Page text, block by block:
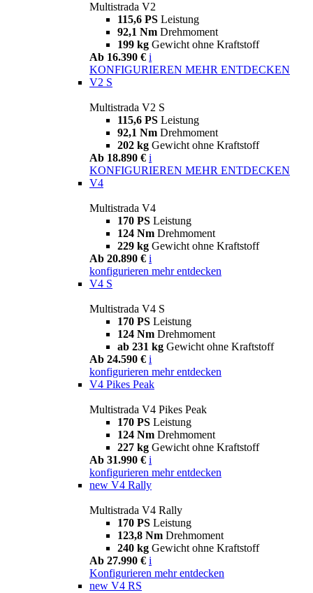
Multistrada V2
115,6 PS Leistung
92,1 Nm Drehmoment
199 kg Gewicht ohne Kraftstoff
Ab 16.390 € i
KONFIGURIEREN MEHR ENTDECKEN
V2 S
Multistrada V2 S
115,6 PS Leistung
92,1 Nm Drehmoment
202 kg Gewicht ohne Kraftstoff
Ab 18.890 € i
KONFIGURIEREN MEHR ENTDECKEN
V4
Multistrada V4
170 PS Leistung
124 Nm Drehmoment
229 kg Gewicht ohne Kraftstoff
Ab 20.890 € i
konfigurieren mehr entdecken
V4 S
Multistrada V4 S
170 PS Leistung
124 Nm Drehmoment
ab 231 kg Gewicht ohne Kraftstoff
Ab 24.590 € i
konfigurieren mehr entdecken
V4 Pikes Peak
Multistrada V4 Pikes Peak
170 PS Leistung
124 Nm Drehmoment
227 kg Gewicht ohne Kraftstoff
Ab 31.990 € i
konfigurieren mehr entdecken
new V4 Rally
Multistrada V4 Rally
170 PS Leistung
123,8 Nm Drehmoment
240 kg Gewicht ohne Kraftstoff
Ab 27.990 € i
Konfigurieren mehr entdecken
new V4 RS